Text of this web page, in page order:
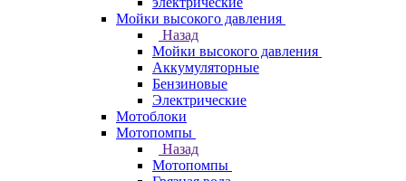
Мойки высокого давления
Назад
Мойки высокого давления
Аккумуляторные
Бензиновые
Электрические
Мотоблоки
Мотопомпы
Назад
Мотопомпы